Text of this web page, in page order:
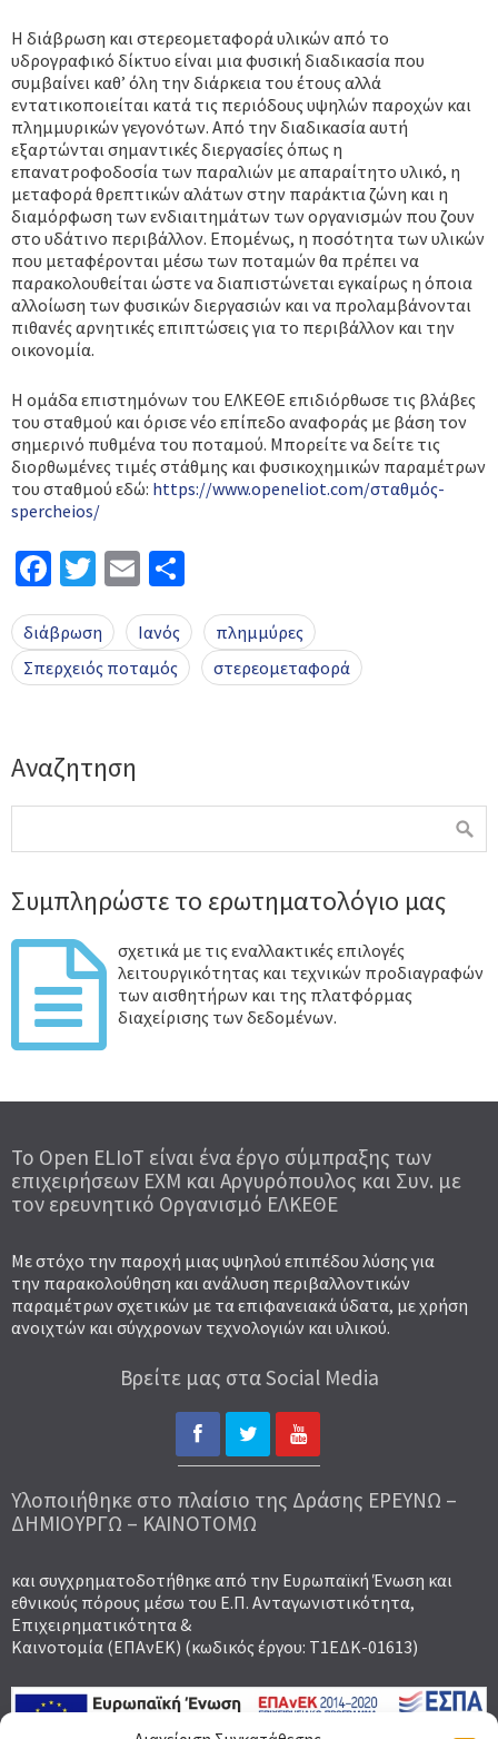
Η διάβρωση και στερεομεταφορά υλικών από το
υδρογραφικό δίκτυο είναι μια φυσική διαδικασία που
συμβαίνει καθ’ όλη την διάρκεια του έτους αλλά
εντατικοποιείται κατά τις περιόδους υψηλών παροχών και
πλημμυρικών γεγονότων. Από την διαδικασία αυτή
εξαρτώνται σημαντικές διεργασίες όπως η
επανατροφοδοσία των παραλιών με απαραίτητο υλικό, η
μεταφορά θρεπτικών αλάτων στην παράκτια ζώνη και η
διαμόρφωση των ενδιαιτημάτων των οργανισμών που ζουν
στο υδάτινο περιβάλλον. Επομένως, η ποσότητα των υλικών
που μεταφέρονται μέσω των ποταμών θα πρέπει να
παρακολουθείται ώστε να διαπιστώνεται εγκαίρως η όποια
αλλοίωση των φυσικών διεργασιών και να προλαμβάνονται
πιθανές αρνητικές επιπτώσεις για το περιβάλλον και την
οικονομία.
Η ομάδα επιστημόνων του ΕΛΚΕΘΕ επιδιόρθωσε τις βλάβες
του σταθμού και όρισε νέο επίπεδο αναφοράς με βάση τον
σημερινό πυθμένα του ποταμού. Μπορείτε να δείτε τις
διορθωμένες τιμές στάθμης και φυσικοχημικών παραμέτρων
του σταθμού εδώ: https://www.openeliot.com/σταθμός-
spercheios/
Facebook
Twitter
Email
διάβρωση Ιανός
πλημμύρες
Σπερχειός ποταμός
στερεομεταφορά
Αναζητηση
Συμπληρώστε το ερωτηματολόγιο μας
σχετικά με τις εναλλακτικές επιλογές
λειτουργικότητας και τεχνικών προδιαγραφών
των αισθητήρων και της πλατφόρμας
διαχείρισης των δεδομένων.
To Open ELIoT είναι ένα έργο σύμπραξης των
επιχειρήσεων ΕΧΜ και Αργυρόπουλος και Συν. με
τον ερευνητικό Οργανισμό ΕΛΚΕΘΕ
Με στόχο την παροχή μιας υψηλού επιπέδου λύσης για
την παρακολούθηση και ανάλυση περιβαλλοντικών
παραμέτρων σχετικών με τα επιφανειακά ύδατα, με χρήση
ανοιχτών και σύγχρονων τεχνολογιών και υλικού.
Βρείτε μας στα Social Media
Υλοποιήθηκε στο πλαίσιο της Δράσης ΕΡΕΥΝΩ –
ΔΗΜΙΟΥΡΓΩ – ΚΑΙΝΟΤΟΜΩ
και συγχρηματοδοτήθηκε από την Ευρωπαϊκή Ένωση και
εθνικούς πόρους μέσω του Ε.Π. Ανταγωνιστικότητα,
Επιχειρηματικότητα &
Καινοτομία (ΕΠΑνΕΚ) (κωδικός έργου: Τ1ΕΔΚ-01613)